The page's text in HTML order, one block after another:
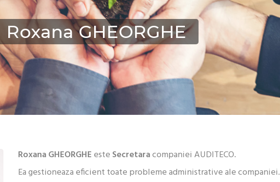
Roxana GHEORGHE
Roxana GHEORGHE este Secretaracompaniei AUDITECO.
Ea gestioneaza eficient toate probleme administrative ale companiei.